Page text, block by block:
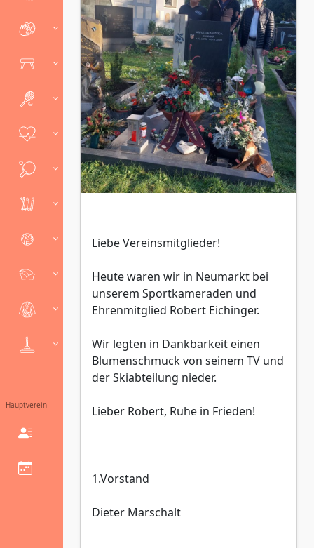
Hauptverein
Liebe Vereinsmitglieder!
Heute waren wir in Neumarkt bei
unserem Sportkameraden und
Ehrenmitglied Robert Eichinger.
Wir legten in Dankbarkeit einen
Blumenschmuck von seinem TV und
der Skiabteilung nieder.
Lieber Robert, Ruhe in Frieden!
1.Vorstand
Dieter Marschalt